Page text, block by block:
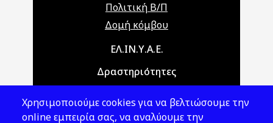
Πολιτική Β/Π
Δομή κόμβου
Main navigationΕΛ.ΙΝ.Υ.Α.Ε.
Δραστηριότητες
Νομοθεσία
Χρησιμοποιούμε cookies για να βελτιώσουμε την
online εμπειρία σας, να αναλύουμε την